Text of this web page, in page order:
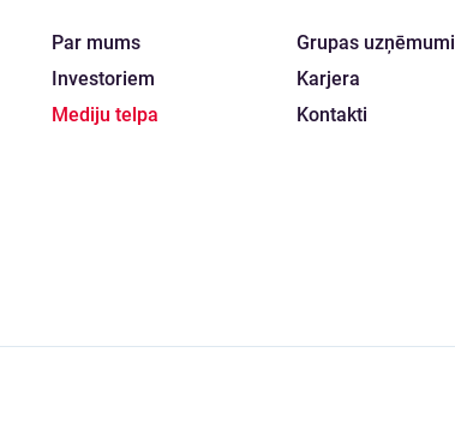
Par mums
Investoriem
Mediju telpa
Grupas uzņēmumi
Karjera
Kontakti